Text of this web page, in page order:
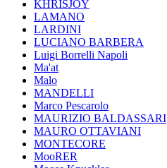
KHRISJOY
LAMANO
LARDINI
LUCIANO BARBERA
Luigi Borrelli Napoli
Ma'at
Malo
MANDELLI
Marco Pescarolo
MAURIZIO BALDASSARI
MAURO OTTAVIANI
MONTECORE
MooRER